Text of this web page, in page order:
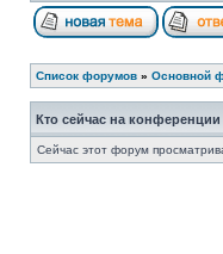
Список форумов » Основной
Кто сейчас на конференции
Сейчас этот форум